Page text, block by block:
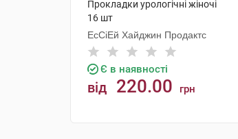
Прокладки урологічні жіночі
16 шт
ЕсСіЕй Хайджин Продактс
Є в наявності
від 220.00 грн